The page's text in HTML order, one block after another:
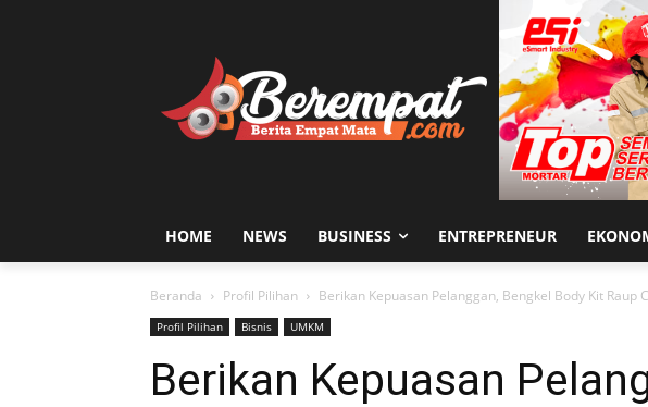
HOME NEWS BUSINESS ENTREPRENEUR
Beranda Profil Pilihan Berikan Kepuasan Pelanggan, Bengkel Body Kit Raup
Profil Pilihan Bisnis UMKM
Berikan Kepuasan